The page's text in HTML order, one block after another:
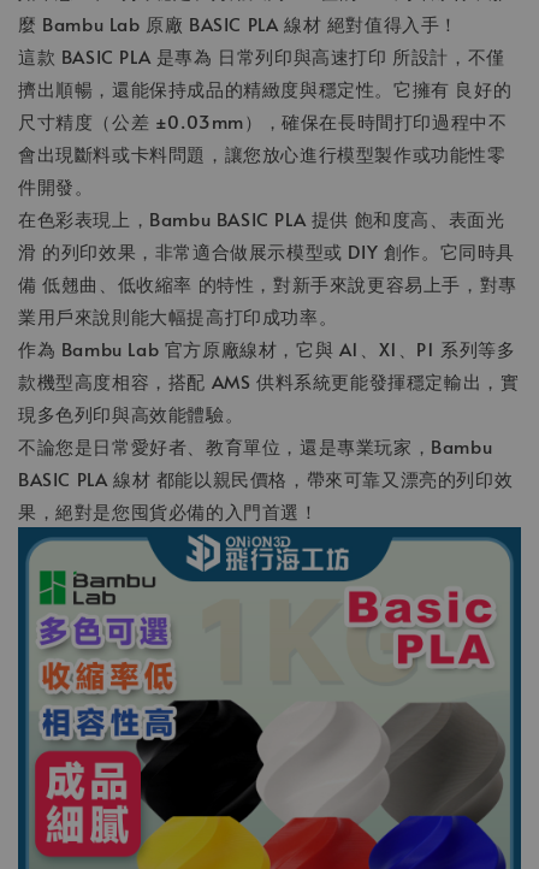
麼 Bambu Lab 原廠 BASIC PLA 線材 絕對值得入手！
這款 BASIC PLA 是專為 日常列印與高速打印 所設計，不僅
擠出順暢，還能保持成品的精緻度與穩定性。它擁有 良好的
尺寸精度（公差 ±0.03mm），確保在長時間打印過程中不
會出現斷料或卡料問題，讓您放心進行模型製作或功能性零
件開發。
在色彩表現上，Bambu BASIC PLA 提供 飽和度高、表面光
滑 的列印效果，非常適合做展示模型或 DIY 創作。它同時具
備 低翹曲、低收縮率 的特性，對新手來說更容易上手，對專
業用戶來說則能大幅提高打印成功率。
作為 Bambu Lab 官方原廠線材，它與 A1、X1、P1 系列等多
款機型高度相容，搭配 AMS 供料系統更能發揮穩定輸出，實
現多色列印與高效能體驗。
不論您是日常愛好者、教育單位，還是專業玩家，Bambu
BASIC PLA 線材 都能以親民價格，帶來可靠又漂亮的列印效
果，絕對是您囤貨必備的入門首選！